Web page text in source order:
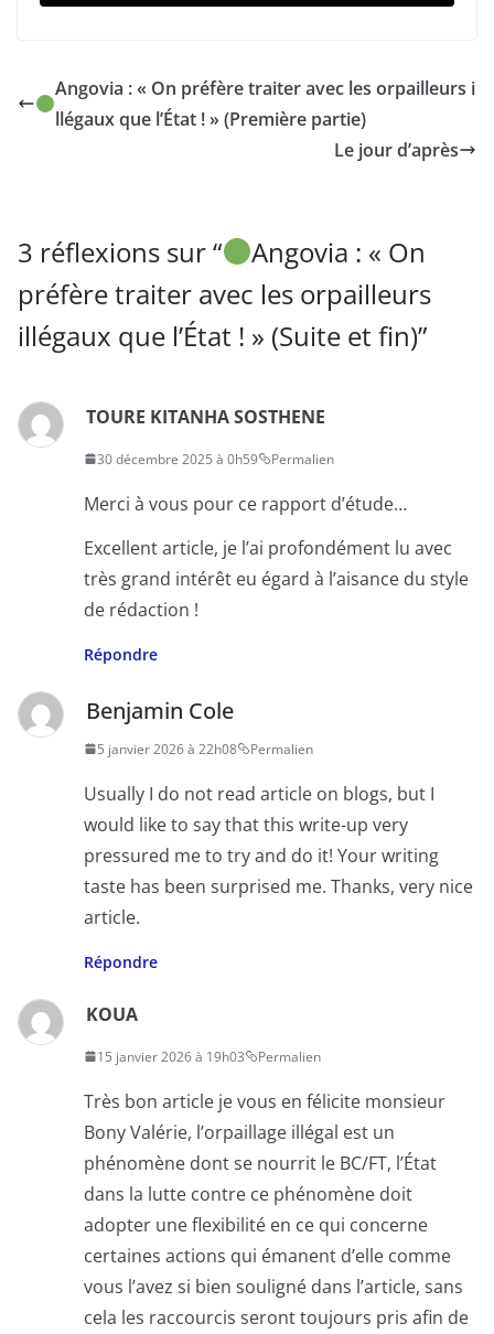
Angovia : « On préfère traiter avec les orpailleurs i
llégaux que l’État ! » (Première partie)
Le jour d’après
3 réflexions sur “
Angovia : « On
préfère traiter avec les orpailleurs
illégaux que l’État ! » (Suite et fin)”
TOURE KITANHA SOSTHENE
30 décembre 2025 à 0h59 Permalien
Merci à vous pour ce rapport d’étude…
Excellent article, je l’ai profondément lu avec
très grand intérêt eu égard à l’aisance du style
de rédaction !
Répondre
Benjamin Cole
5 janvier 2026 à 22h08 Permalien
Usually I do not read article on blogs, but I
would like to say that this write-up very
pressured me to try and do it! Your writing
taste has been surprised me. Thanks, very nice
article.
Répondre
KOUA
15 janvier 2026 à 19h03 Permalien
Très bon article je vous en félicite monsieur
Bony Valérie, l’orpaillage illégal est un
phénomène dont se nourrit le BC/FT, l’État
dans la lutte contre ce phénomène doit
adopter une flexibilité en ce qui concerne
certaines actions qui émanent d’elle comme
vous l’avez si bien souligné dans l’article, sans
cela les raccourcis seront toujours pris afin de